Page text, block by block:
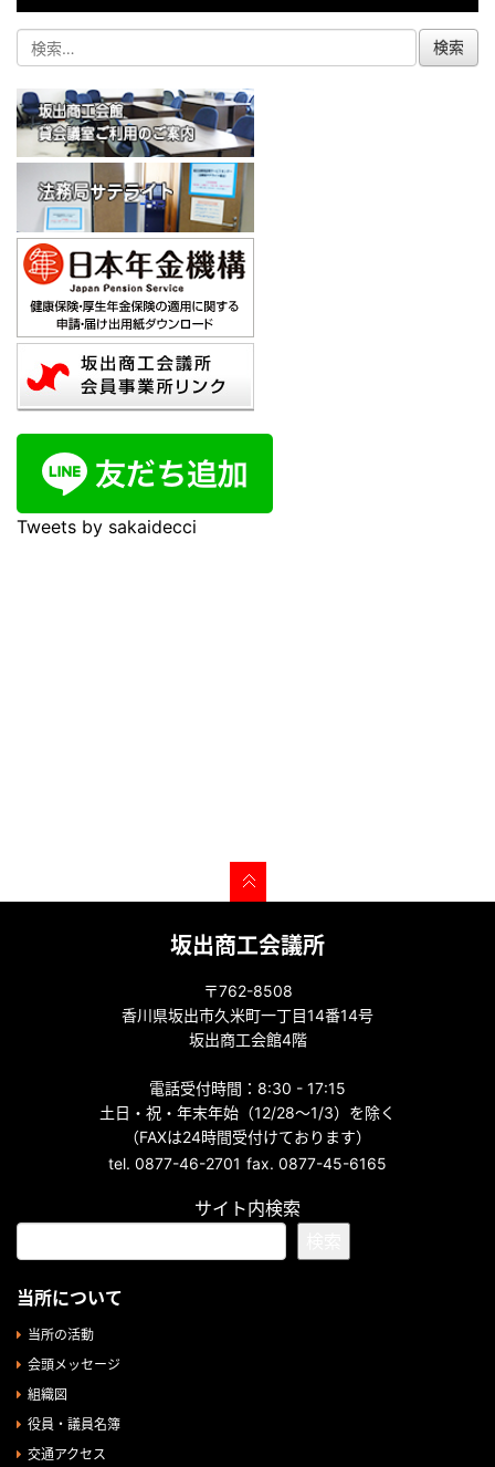
Tweets by sakaidecci
坂出商工会議所
〒762-8508
香川県坂出市久米町一丁目14番14号
坂出商工会館4階
電話受付時間：8:30 - 17:15
土日・祝・年末年始（12/28～1/3）を除く
（FAXは24時間受付けております）
tel. 0877-46-2701 fax. 0877-45-6165
サイト内検索
当所について
当所の活動
会頭メッセージ
組織図
役員・議員名簿
交通アクセス